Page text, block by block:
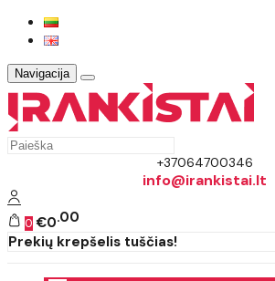
Navigacija
+37064700346
info@irankistai.lt
0 €0 00
Prekių krepšelis tuščias!